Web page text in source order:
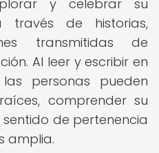
y celebrar su
través de historias,
transmitidas de
Al leer y escribir en
personas pueden
comprender su
de pertenencia
amplia.